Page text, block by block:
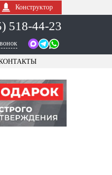
Конструктор
518-44-23